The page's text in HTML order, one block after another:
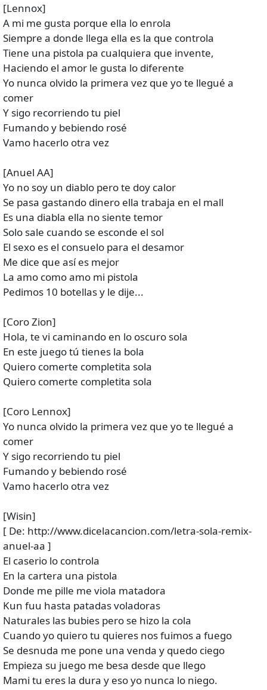
[Lennox]
A mi me gusta porque ella lo enrola
Siempre a donde llega ella es la que controla
Tiene una pistola pa cualquiera que invente,
Haciendo el amor le gusta lo diferente
Yo nunca olvido la primera vez que yo te llegué a
comer
Y sigo recorriendo tu piel
Fumando y bebiendo rosé
Vamo hacerlo otra vez
[Anuel AA]
Yo no soy un diablo pero te doy calor
Se pasa gastando dinero ella trabaja en el mall
Es una diabla ella no siente temor
Solo sale cuando se esconde el sol
El sexo es el consuelo para el desamor
Me dice que así es mejor
La amo como amo mi pistola
Pedimos 10 botellas y le dije...
[Coro Zion]
Hola, te vi caminando en lo oscuro sola
En este juego tú tienes la bola
Quiero comerte completita sola
Quiero comerte completita sola
[Coro Lennox]
Yo nunca olvido la primera vez que yo te llegué a
comer
Y sigo recorriendo tu piel
Fumando y bebiendo rosé
Vamo hacerlo otra vez
[Wisin]
[ De: http://www.dicelacancion.com/letra-sola-remix-
anuel-aa ]
El caserio lo controla
En la cartera una pistola
Donde me pille me viola matadora
Kun fuu hasta patadas voladoras
Naturales las bubies pero se hizo la cola
Cuando yo quiero tu quieres nos fuimos a fuego
Se desnuda me pone una venda y quedo ciego
Empieza su juego me besa desde que llego
Mami tu eres la dura y eso yo nunca lo niego.